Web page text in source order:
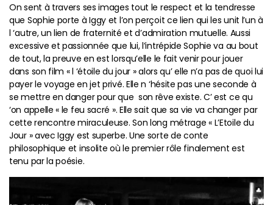
On sent à travers ses images tout le respect et la tendresse
que Sophie porte à Iggy et l’on perçoit ce lien qui les unit l’un à
l ‘autre, un lien de fraternité et d’admiration mutuelle. Aussi
excessive et passionnée que lui, l’intrépide Sophie va au bout
de tout, la preuve en est lorsqu’elle le fait venir pour jouer
dans son film « l ‘étoile du jour » alors qu’ elle n’a pas de quoi lui
payer le voyage en jet privé. Elle n ‘hésite pas une seconde à
se mettre en danger pour que son rêve existe. C’ est ce qu
‘on appelle « le feu sacré ». Elle sait que sa vie va changer par
cette rencontre miraculeuse. Son long métrage « L’Etoile du
Jour » avec Iggy est superbe. Une sorte de conte
philosophique et insolite où le premier rôle finalement est
tenu par la poésie.